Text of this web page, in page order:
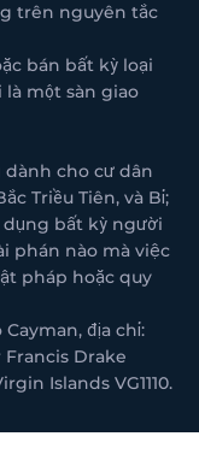
trên nguyên tắc
bán bất kỳ loại
một sàn giao
cho cư dân
Triều Tiên, và Bỉ;
bất kỳ người
phán nào mà việc
pháp hoặc quy
địa chỉ:
Francis Drake
Islands VG1110.